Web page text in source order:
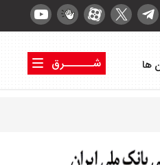
ها
شــــــرق